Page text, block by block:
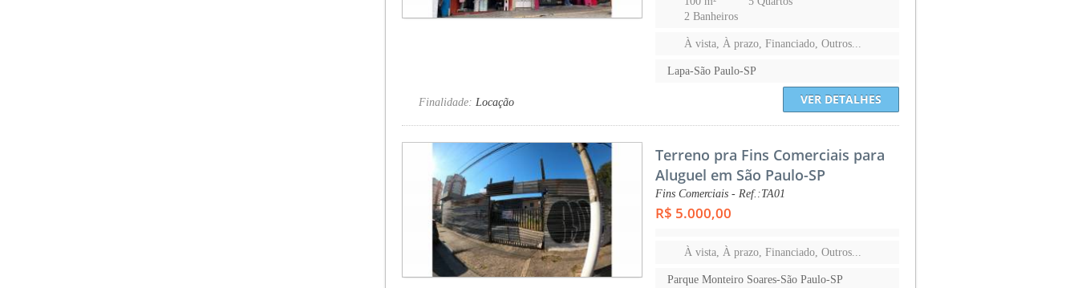
2 Banheiros
À vista, À prazo, Financiado, Outros...
Lapa-São Paulo-SP
Finalidade: Locação VER DETALHES
Terreno pra Fins Comerciais para
Aluguel em São Paulo-SP
Fins Comerciais - Ref.:TA01
R$ 5.000,00
À vista, À prazo, Financiado, Outros...
Parque Monteiro Soares-São Paulo-SP